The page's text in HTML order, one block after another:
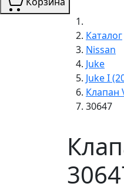
Каталог
Nissan
Juke
Juke I
Клапан
30647